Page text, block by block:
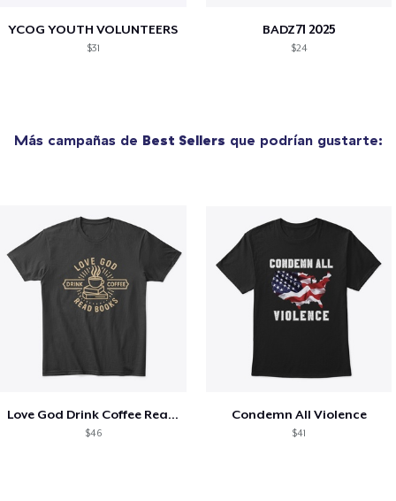
YCOG YOUTH VOLUNTEERS
$31
BADZ71 2025
$24
Más campañas de Best Sellers que podrían gustarte:
Love God Drink Coffee Read Books
$46
Condemn All Violence
$41